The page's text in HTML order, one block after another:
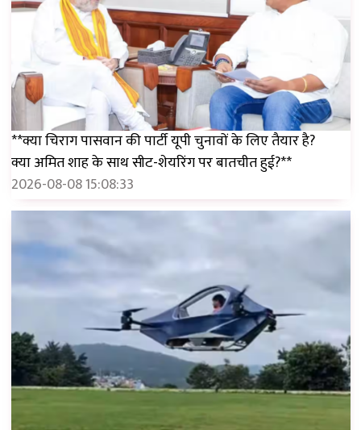
**क्या चिराग पासवान की पार्टी यूपी चुनावों के लिए तैयार है?
क्या अमित शाह के साथ सीट-शेयरिंग पर बातचीत हुई?**
2026-08-08 15:08:33